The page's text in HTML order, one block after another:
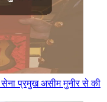
प्रमुख असीम मुनीर से की